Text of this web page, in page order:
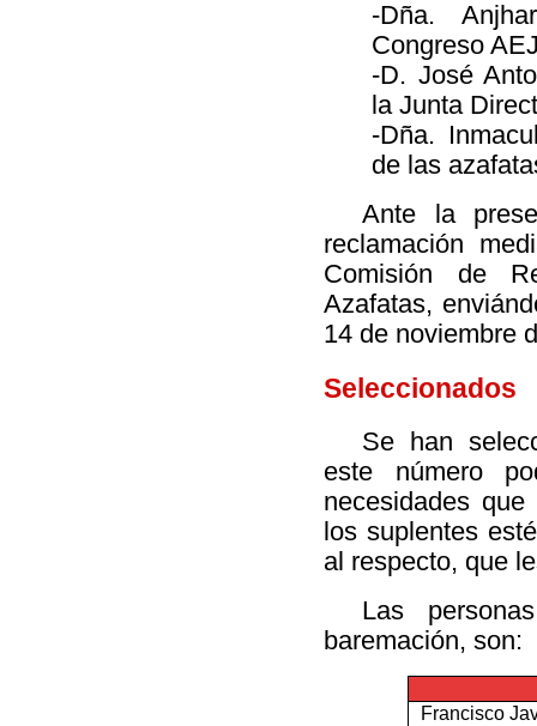
-Dña.
Congreso
-D. José
la Junta
-Dña.
de las
Ante la
reclamación
Comisión de
Azafatas,
14 de noviembre
Seleccionados
Se han
este número
necesidades
los suplentes
al respecto, que
Las
baremación, son:
Francisco